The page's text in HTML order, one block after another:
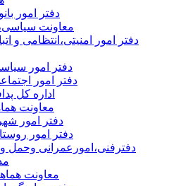
دفتر امور
معاونت
دفتر امور امنيتی،انتظامی و
دفتر امور
دفتر امور
اداره کل
معاونت
دفتر امور
دفتر امور
دفترفنی،امورعمرانی وحمل
معاونت